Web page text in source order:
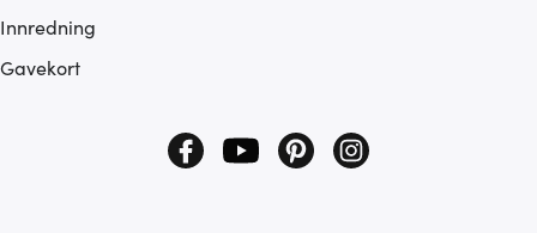
Innredning
Gavekort